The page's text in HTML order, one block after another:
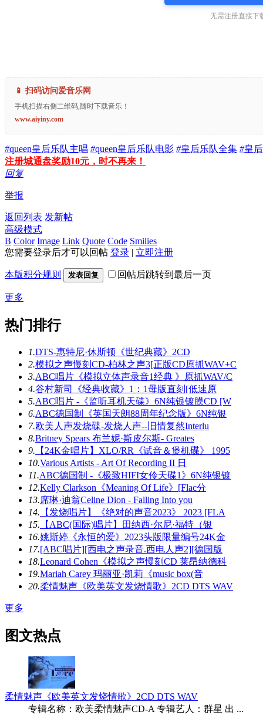
无需注册直接下
📱 扫码访问爱音乐网
手机扫描右侧二维码,随时下载音乐！
www.aiyiny.com
#queen皇后乐队主唱 #queen皇后乐队电影 #皇后乐队全集 #皇
注册城通盘奖励10元，时不再来！
回复
举报
返回列表 发新帖
高级模式
B Color Image Link Quote Code Smilies
您需要登录后才可以回帖 登录 | 立即注册
本版积分规则 发表回复 回帖后跳转到最后一页
更多
热门排行
1.DTS-惠特尼·休斯顿《世纪典藏》2CD
2.模拟之声慢刻CD-柏林之声3[正版CD原抓WAV+C
3.ABC唱片《模拟立体声录音1经典 》原抓WAV/C
4.谷村新司《经典收藏》1：1母版直刻[低速原
5.ABC唱片 -《监听耳机天碟》6N纯银镀膜CD [W
6.ABC德国制《英国天朗88周年纪念版》6N纯银
7.欧美人声发烧碟-发烧人声--旧情复然Interlu
8.Britney Spears 布兰妮·斯皮尔斯- Greates
9. 【24K金唱片】XLO/RR《试音＆煲机碟》 1995
10.Various Artists - Art Of Recording II 日
11.ABC德国制 -《极致HIFI女伶天碟1》6N纯银镀
12.Kelly Clarkson《Meaning Of Life》[Flac分
13.席琳·迪翁Celine Dion - Falling Into you
14. 【发烧唱片】《绝对的声音2023》 2023 [FLA
15. 【ABC(国际)唱片】田纳西·尔尼·福特（银
16.姚斯婷《永恒的爱》2023头版限量编号24K金
17.[ABC唱片][西电之声录音.西电人声2][德国版
18.Leonard Cohen《模拟之声慢刻CD 莱昂纳德科
19.Mariah Carey 玛丽亚·凯莉《music box(音
20.柔情魅声《欧美英文发烧情歌》2CD DTS WAV
更多
图文热点
柔情魅声《欧美英文发烧情歌》2CD DTS WAV
专辑名称：欧美柔情魅声CD-A 专辑艺人：群星 出 ...